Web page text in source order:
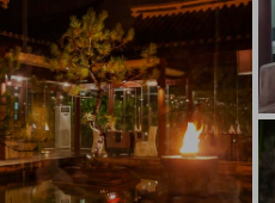
spa
© Marie-Ange Ostré